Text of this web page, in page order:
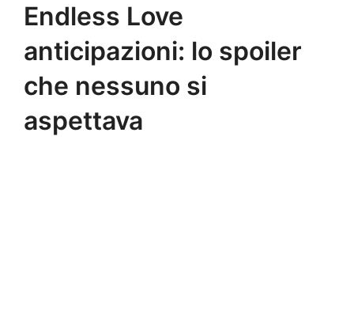
Endless Love
anticipazioni: lo spoiler
che nessuno si
aspettava